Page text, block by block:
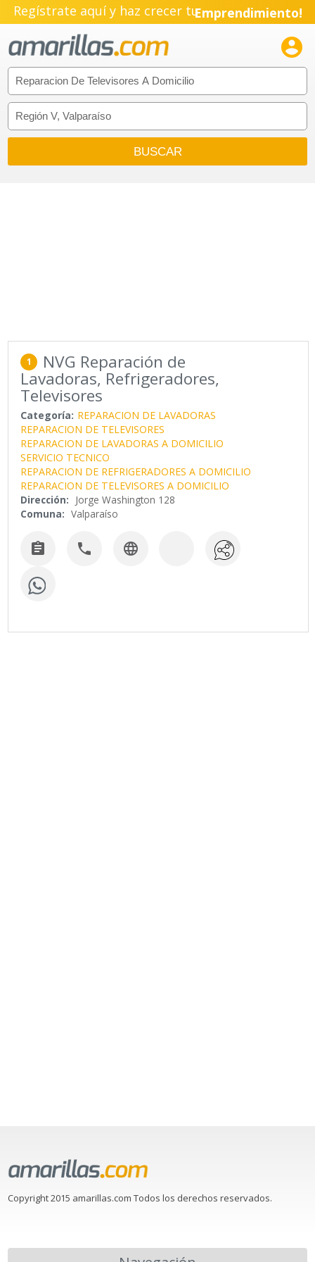
Regístrate aquí y haz crecer tuEmprendimiento!

1 NVG Reparación de
Lavadoras, Refrigeradores,
Televisores
Categoría: REPARACION DE LAVADORAS
REPARACION DE TELEVISORES
REPARACION DE LAVADORAS A DOMICILIO
SERVICIO TECNICO
REPARACION DE REFRIGERADORES A DOMICILIO
REPARACION DE TELEVISORES A DOMICILIO
Dirección: Jorge Washington 128
Comuna: Valparaíso
  
Copyright 2015 amarillas.com Todos los derechos reservados.